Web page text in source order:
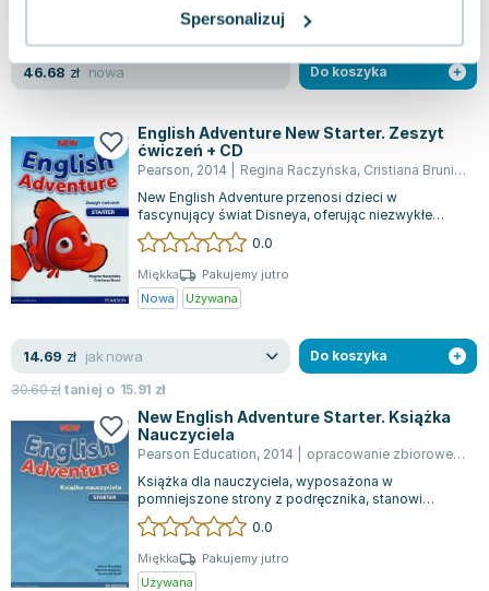
Spersonalizuj
46.68 zł nowa Do koszyka
English Adventure New Starter. Zeszyt
ćwiczeń + CD
Pearson, 2014 Regina Raczyńska, Cristiana Bruni,
New English Adventure przenosi dzieci w
fascynujący świat Disneya, oferując niezwykłe
doświadczenie nauki języka angielskiego. Kur...
0.0
Miękka
Pakujemy jutro
Nowa
Używana
14.69 zł jak nowa
30.60złtaniej o 15.91 zł
Do koszyka
New English Adventure Starter. Książka
Nauczyciela
Pearson Education, 2014 opracowanie zbiorowe
,
Książka dla nauczyciela, wyposażona w
pomniejszone strony z podręcznika, stanowi
nieocenioną pomoc w efektywnym planowaniu i
prowa...
0.0
Miękka
Pakujemy jutro
Używana